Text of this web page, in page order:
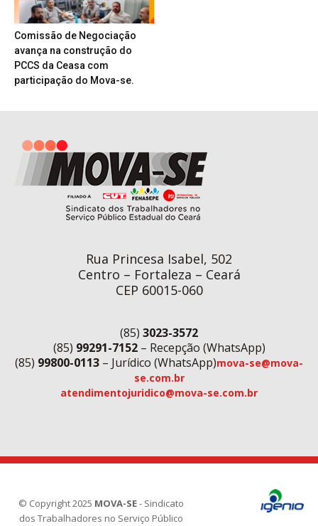
Comissão de Negociação
avança na construção do
PCCS da Ceasa com
participação do Mova-se.
Rua Princesa Isabel, 502
Centro – Fortaleza – Ceará
CEP 60015-060
(85) 3023-3572
(85) 99291-7152– Recepção (WhatsApp)
(85) 99800-0113 – Jurídico (WhatsApp)mova-se@mova-
se.com.br
atendimentojuridico@mova-se.com.br
© Copyright 2025 MOVA-SE- Sindicato
dos Trabalhadores no Serviço Público